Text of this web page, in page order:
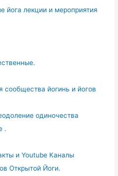
йога лекции и мероприятия
сообщества йогинь и йогов
одиночества
.
и Youtube Каналы
Открытой Йоги.